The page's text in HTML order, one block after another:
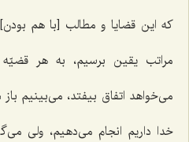
که این قضایا و مطالب [با هم
مراتب یقین برسیم، به هر
می‌خواهد اتفاق بیفتد، می‌بینیم
خدا داریم انجام می‌دهیم، ولی